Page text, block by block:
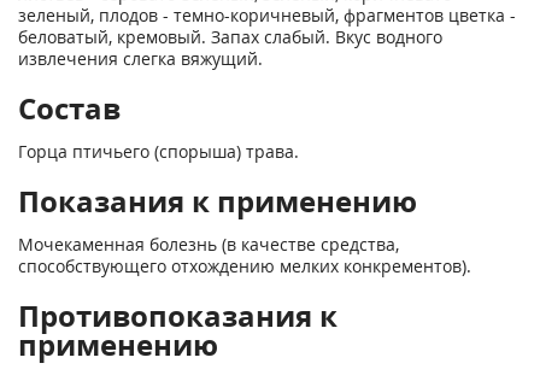
зеленый, плодов - темно-коричневый, фрагментов цветка -
беловатый, кремовый. Запах слабый. Вкус водного
извлечения слегка вяжущий.
Состав
Горца птичьего (спорыша) трава.
Показания к применению
Мочекаменная болезнь (в качестве средства,
способствующего отхождению мелких конкрементов).
Противопоказания к
применению